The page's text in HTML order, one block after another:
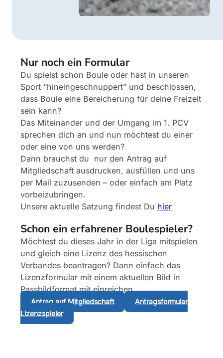
Nur noch ein Formular
Du spielst schon Boule oder hast in unseren
Sport “hineingeschnuppert” und beschlossen,
dass Boule eine Bereicherung für deine Freizeit
sein kann?
Das Miteinander und der Umgang im 1. PCV
sprechen dich an und nun möchtest du einer
oder eine von uns werden?
Dann brauchst du nur den Antrag auf
Mitgliedschaft ausdrucken, ausfüllen und uns
per Mail zuzusenden – oder einfach am Platz
vorbeizubringen.
Unsere aktuelle Satzung findest Du hier
Schon ein erfahrener Boulespieler?
Möchtest du dieses Jahr in der Liga mitspielen
und gleich eine Lizenz des hessischen
Verbandes beantragen? Dann einfach das
Lizenzformular mit einem aktuellen Bild in
Passbildformat mit einreichen.
Antrag auf Mitgliedschaft
Antragsformular
Lizenzspieler